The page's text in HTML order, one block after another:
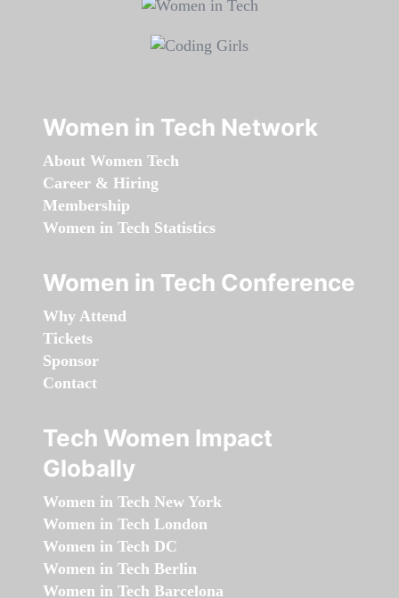
Women in Tech Network
About Women Tech
Career & Hiring
Membership
Women in Tech Statistics
Women in Tech Conference
Why Attend
Tickets
Sponsor
Contact
Tech Women Impact
Globally
Women in Tech New York
Women in Tech London
Women in Tech DC
Women in Tech Berlin
Women in Tech Barcelona